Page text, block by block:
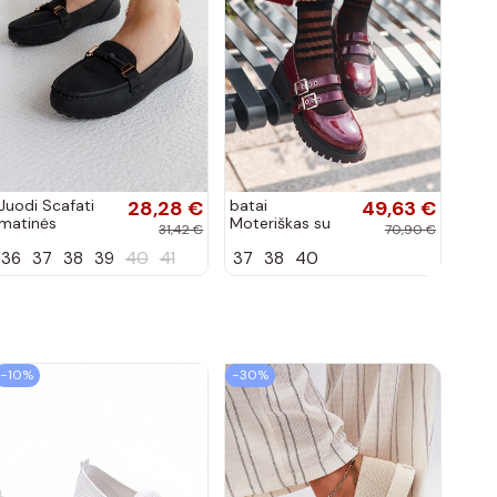
Scafati
28,28 €
31,42 €
36 37 38 39 40 41
batai
Moteriškas su
lako efektu
49,63 €
70,90 €
37 38 40
−10% −30%